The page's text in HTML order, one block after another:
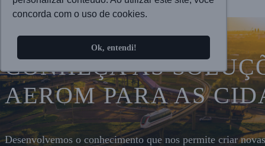
concorda com o uso de cookies.
Ok, entendi!
CONHEÇA AS
AEROM PARA AS
Desenvolvemos o conhecimento que nos permite criar